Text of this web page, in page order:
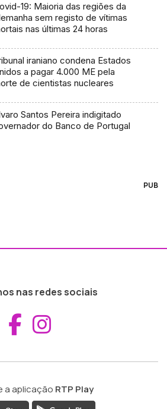
19: Maioria das regiões da
sem registo de vítimas
nas últimas 24 horas
iraniano condena Estados
a pagar 4.000 ME pela
de cientistas nucleares
Santos Pereira indigitado
do Banco de Portugal
PUB
nas redes sociais
Aceder ao
a aplicação RTP Play